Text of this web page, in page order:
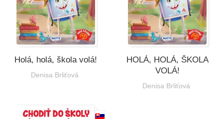
Holá, holá, škola volá!
Denisa Brliťová
HOLÁ, HOLÁ, ŠKOLA
VOLÁ!
Denisa Brliťová